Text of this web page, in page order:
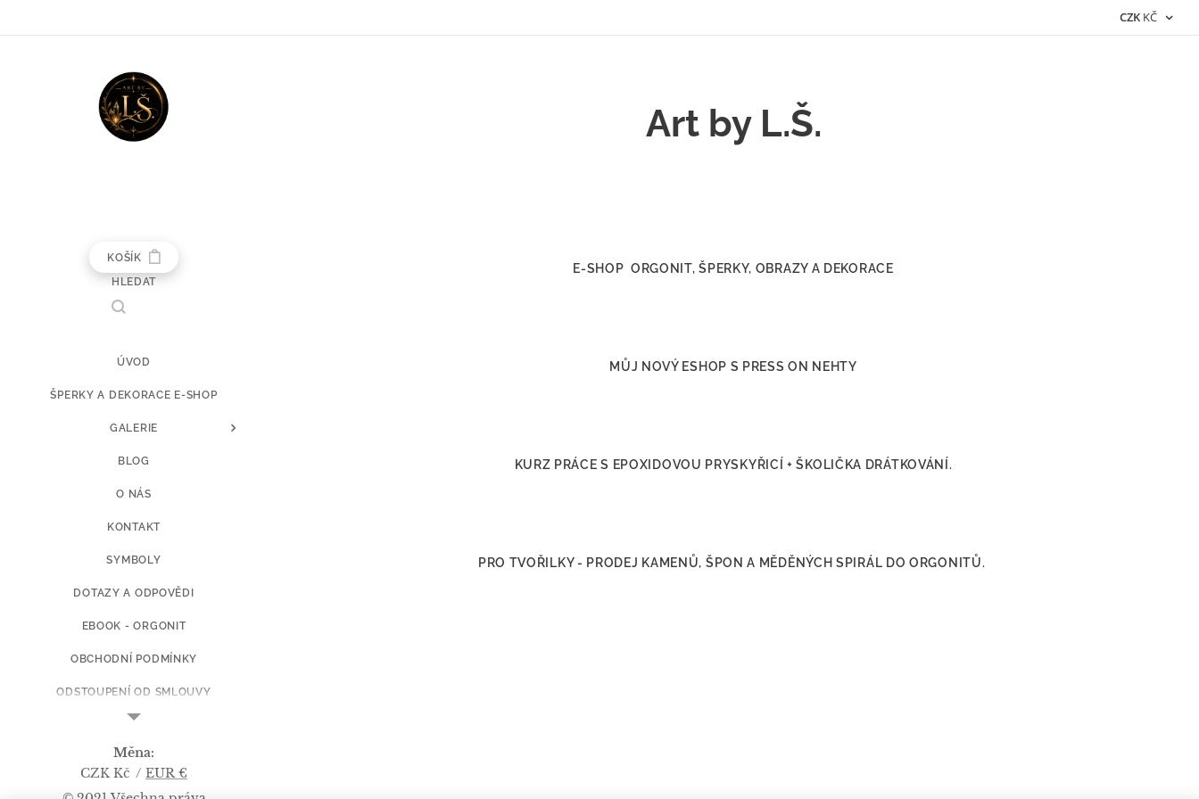
CZK KČ
KOŠÍK
HLEDAT
ÚVOD
ŠPERKY A DEKORACE E-SHOP
GALERIE
BLOG
O NÁS
KONTAKT
SYMBOLY
DOTAZY A ODPOVĚDI
EBOOK - ORGONIT
OBCHODNÍ PODMÍNKY
ODSTOUPENÍ OD SMLOUVY
KOPIE Z ART BY L.Š.
Art by L.Š.
E-SHOP ORGONIT, ŠPERKY, OBRAZY A DEKORACE
MŮJ NOVÝ ESHOP S PRESS ON NEHTY
KURZ PRÁCE S EPOXIDOVOU PRYSKYŘICÍ + ŠKOLIČKA DRÁTKOVÁNÍ.
PRO TVOŘILKY - PRODEJ KAMENŮ, ŠPON A MĚDĚNÝCH SPIRÁL DO ORGONITŮ.
Měna
CZK Kč
EUR €